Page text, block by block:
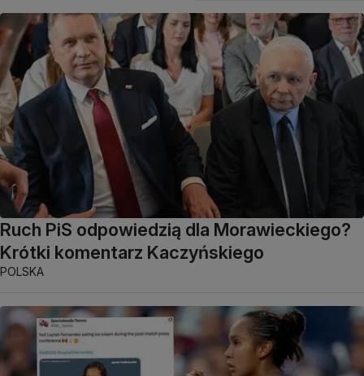
Ruch PiS odpowiedzią dla Morawieckiego?
Krótki komentarz Kaczyńskiego
POLSKA